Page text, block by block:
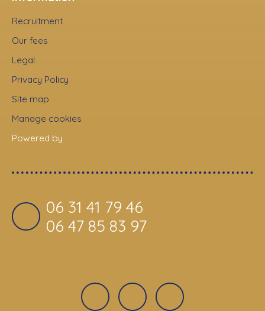
Recruitment
Our fees
Legal
Privacy Policy
Site map
Manage cookies
Powered by
06 31 41 79 46
06 47 85 83 97